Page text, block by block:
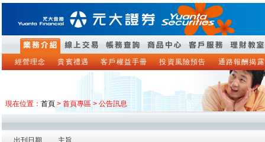
經營理念 貴賓禮遇 客戶權益手冊 投資風險預告 通路報酬揭露
現在位置： 首頁> 首頁專區 > 公告訊息
出刊日期 主旨